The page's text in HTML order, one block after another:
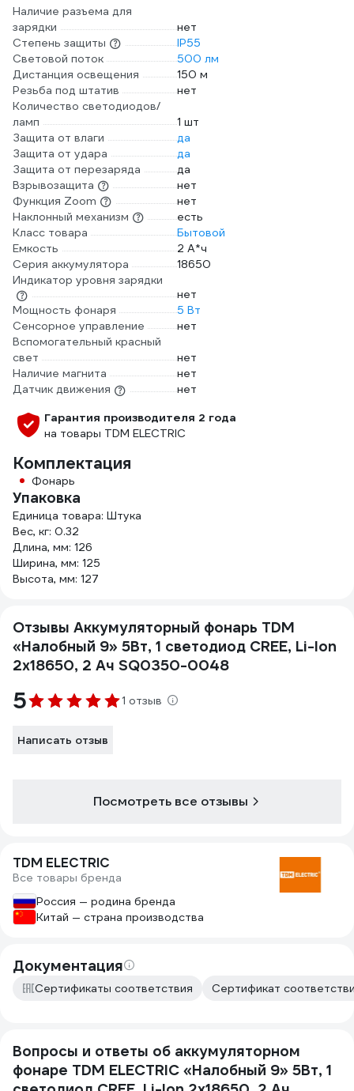
Наличие разъема для
зарядки
нет
Степень защиты
IP55
Световой поток
500 лм
Дистанция освещения
150 м
Резьба под штатив
нет
Количество светодиодов/
ламп
1 шт
Защита от влаги
да
Защита от удара
да
Защита от перезаряда
да
Взрывозащита
нет
Функция Zoom
нет
Наклонный механизм
есть
Класс товара
Бытовой
Емкость
2 А*ч
Серия аккумулятора
18650
Индикатор уровня зарядки
нет
Мощность фонаря
5 Вт
Сенсорное управление
нет
Вспомогательный красный
свет
нет
Наличие магнита
нет
Датчик движения
нет
Гарантия производителя 2 года
на товары TDM ELECTRIC
Комплектация
Фонарь
Упаковка
Единица товара: Штука
Вес, кг: 0.32
Длина, мм: 126
Ширина, мм: 125
Высота, мм: 127
Отзывы Аккумуляторный фонарь TDM
«Налобный 9» 5Вт, 1 светодиод CREE, Li-Ion
2x18650, 2 Ач SQ0350-0048
5 1 отзыв
Написать отзыв
Посмотреть все отзывы
TDM ELECTRIC
Все товары бренда
Россия — родина бренда
Китай — страна производства
Документация
Сертификаты соответствия Сертификат
Вопросы и ответы об аккумуляторном
фонаре TDM ELECTRIC «Налобный 9» 5Вт, 1